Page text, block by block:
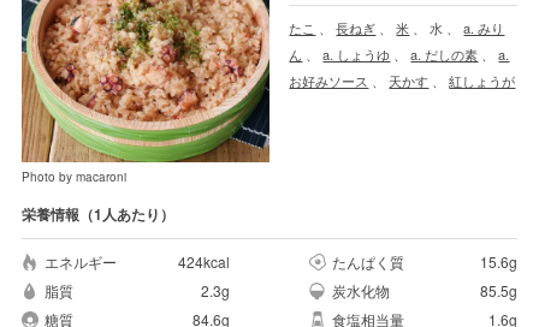
Photo by macaroni
たこ 、長ねぎ 、米 、水 、a. みり
ん
、a. しょうゆ 、a. だしの素 、a.
お好みソース
天かす 、紅しょうが
栄養情報（1人あたり）
エネルギー 424kcal たんぱく質
15.6g
脂質
2.3g 炭水化物
85.5g
糖質
84.6g 食塩相当量 1.6g